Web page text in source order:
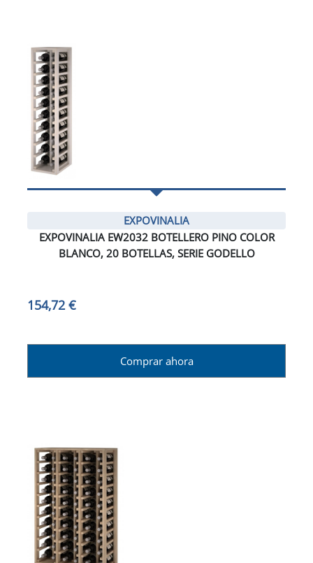
EXPOVINALIA
EXPOVINALIA EW2032 BOTELLERO PINO COLOR
BLANCO, 20 BOTELLAS, SERIE GODELLO
154,72 €
Comprar ahora